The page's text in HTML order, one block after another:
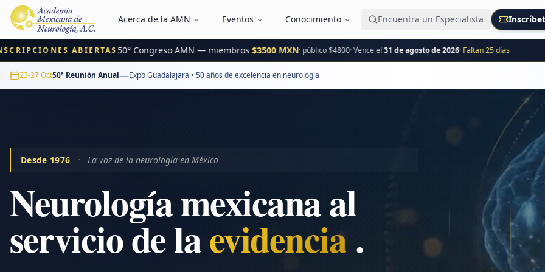
Acerca de la AMN Eventos Conocimiento Encuentra un Especialista
ABIERTAS50° Congreso AMN — miembros$3500 MXN· público $4800· Vence el31 de agosto de 2026· Faltan25días
23-27 Oct50ª Reunión Anual—Expo Guadalajara • 50 años de excelencia en neurología
Desde 1976 · La voz de la neurología en México
Neurología mexicana al
servicio de lainnovación